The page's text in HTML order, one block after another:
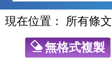
現在位置： 所有條文
無格式複製